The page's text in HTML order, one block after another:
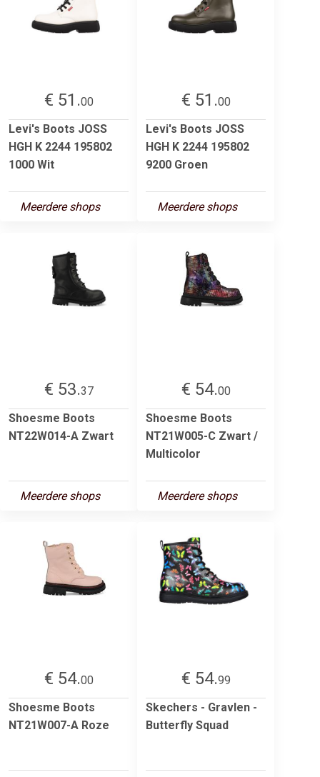
€ 51.00
Levi's Boots JOSS
HGH K 2244 195802
1000 Wit
Meerdere shops
€ 51.00
Levi's Boots JOSS
HGH K 2244 195802
9200 Groen
Meerdere shops
€ 53.37
Shoesme Boots
NT22W014-A Zwart
Meerdere shops
€ 54.00
Shoesme Boots
NT21W005-C Zwart /
Multicolor
Meerdere shops
€ 54.00
Shoesme Boots
NT21W007-A Roze
€ 54.99
Skechers - Gravlen -
Butterfly Squad